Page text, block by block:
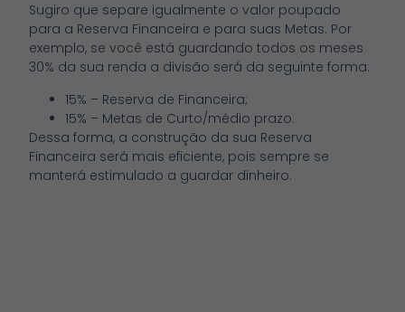
Sugiro que separe igualmente o valor poupado
para a Reserva Financeira e para suas Metas. Por
exemplo, se você está guardando todos os meses
30% da sua renda a divisão será da seguinte forma:
15% – Reserva de Financeira;
15% – Metas de Curto/médio prazo.
Dessa forma, a construção da sua Reserva
Financeira será mais eficiente, pois sempre se
manterá estimulado a guardar dinheiro.